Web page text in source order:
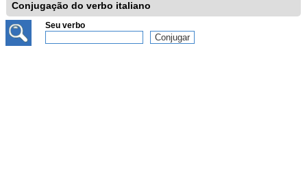
Conjugação do verbo italiano
Seu verbo